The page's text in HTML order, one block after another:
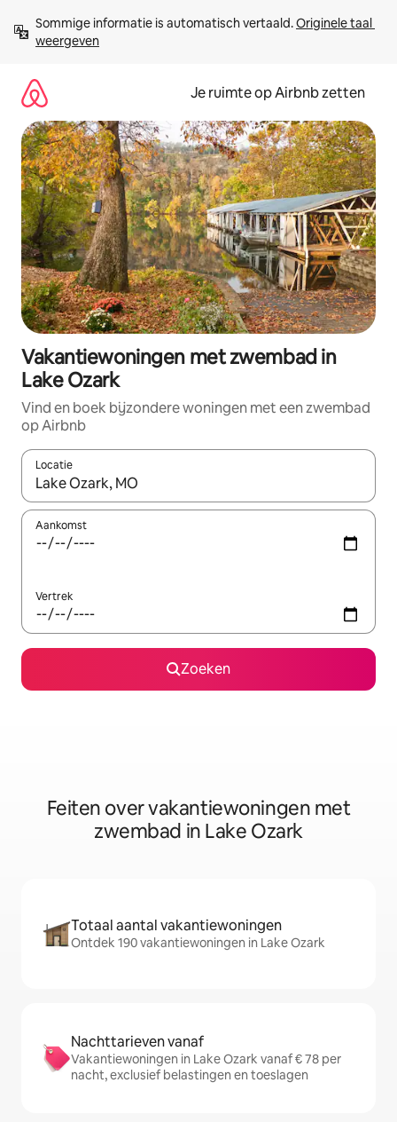
direct
naar
Sommige informatie is automatisch vertaald. Originele taal
weergeven
Je ruimte op Airbnb zetten
Vakantiewoningen met zwembad in
Lake Ozark
Vind en boek bijzondere woningen met een zwembad
op Airbnb
Locatie
Wanneer er suggesties beschikbaar zijn, maak je een keuze
Aankomst
Vertrek
Zoeken
Feiten over vakantiewoningen met
zwembad in Lake Ozark
Totaal aantal vakantiewoningen
Ontdek 190 vakantiewoningen in Lake Ozark
Nachttarieven vanaf
Vakantiewoningen in Lake Ozark vanaf € 78 per
nacht, exclusief belastingen en toeslagen